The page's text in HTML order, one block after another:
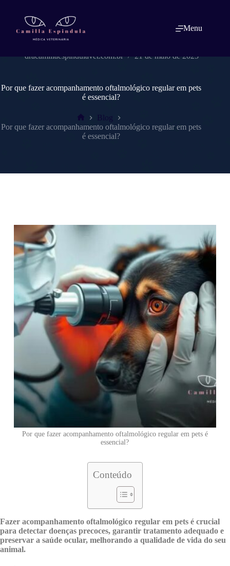
conteúdo
Menu
dracamillaespindulavet.com.br 21 de maio de 2025
Por que fazer acompanhamento oftalmológico regular em pets
é essencial?
Home
Blog
Por que fazer acompanhamento oftalmológico regular em pets
é essencial?
Por que fazer acompanhamento oftalmológico regular em pets é
essencial?
Conteúdo
Fazer acompanhamento oftalmológico regular em pets é crucial
para detectar doenças precoces, garantir tratamento adequado e
preservar a saúde ocular, melhorando a qualidade de vida do seu
animal.